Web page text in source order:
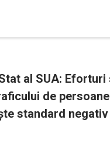
al SUA: Eforturi
de
standard